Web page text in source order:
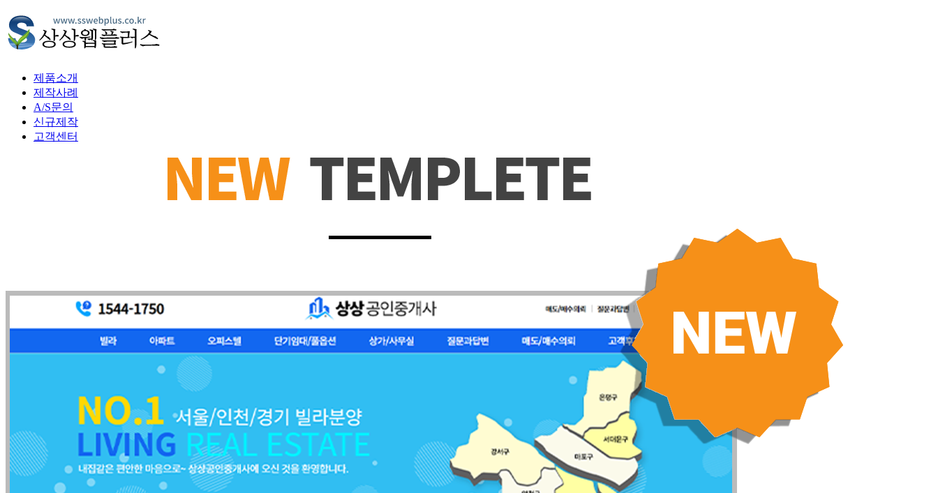
제품소개
제작사례
A/S문의
신규제작
고객센터